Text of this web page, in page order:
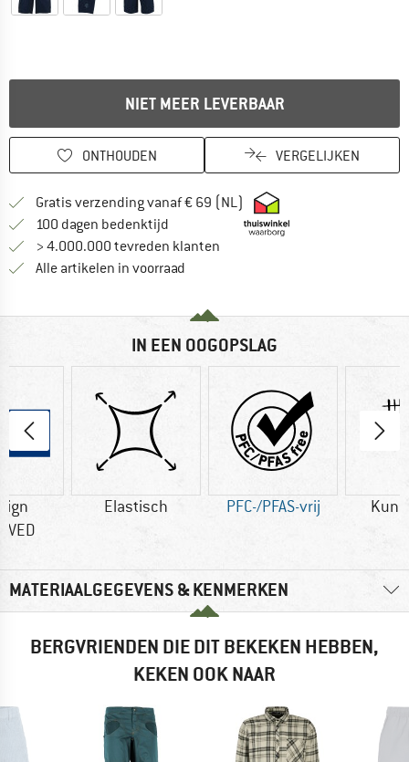
NIET MEER LEVERBAAR
ONTHOUDEN VERGELIJKEN
Gratis verzending vanaf € 69 (NL) Vind hier de
100 dagen bedenktijd Vind de betalingsinformatie hier!
> 4.000.000 tevreden klanten
Alle artikelen in voorraad
IN EEN OOGOPSLAG
Elastisch PFC-/PFAS-vrij
MATERIAALGEGEVENS & KENMERKEN
BERGVRIENDEN DIE DIT BEKEKEN HEBBEN,
KEKEN OOK NAAR